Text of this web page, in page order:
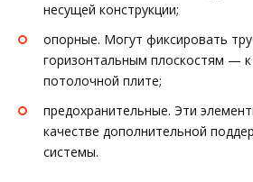
несущей конструкции;
опорные. Могут фиксировать
горизонтальным плоскостям —
потолочной плите;
предохранительные. Эти
качестве дополнительной
системы.